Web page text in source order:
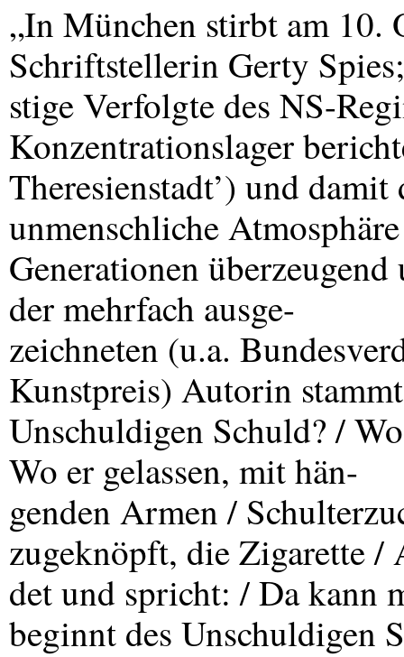
„In München stirbt am 10.
Schriftstellerin Gerty
stige Verfolgte des NS-
Konzentrationslager
Theresienstadt’) und
unmenschliche
Generationen
der mehrfach ausge-
zeichneten (u.a.
Kunstpreis) Autorin
Unschuldigen Schuld? /
Wo er gelassen, mit hän-
genden Armen /
zugeknöpft, die Zigarette /
det und spricht: / Da kann
beginnt des Unschuldigen